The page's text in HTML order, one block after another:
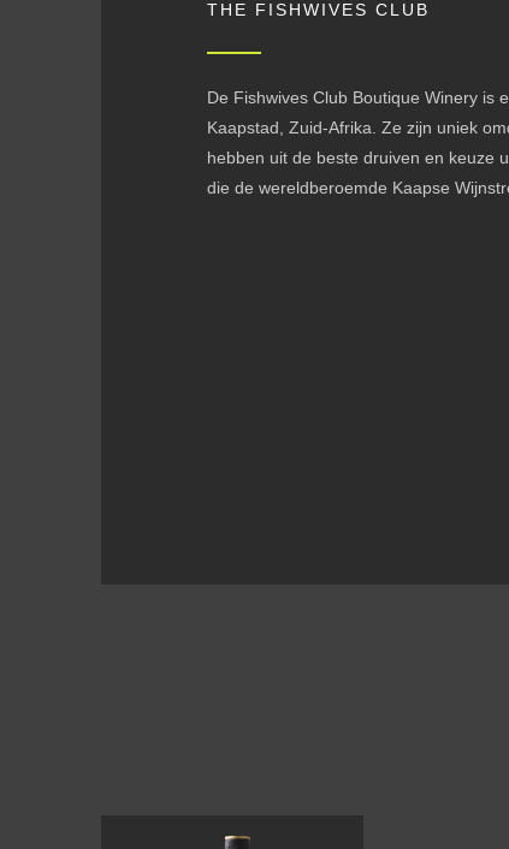
THE FISHWIVES CLUB
De Fishwives Club Boutique Winery is
Kaapstad, Zuid-Afrika. Ze zijn uniek
hebben uit de beste druiven en keuze
die de wereldberoemde Kaapse